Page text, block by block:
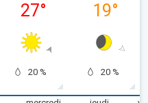
27°
20 %
19°
20 %